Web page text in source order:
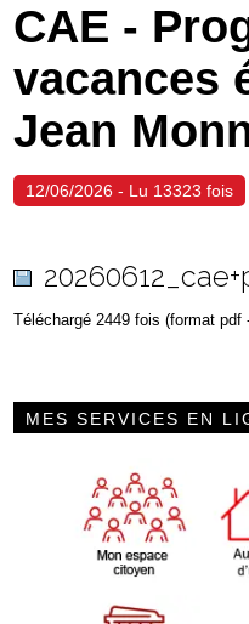
Economie
Services
Contacts
CAE -
vacances
Jean
12/06/2026 - Lu 13323 fois
Téléchargé 2449 fois (format pdf
MES SERVICES EN